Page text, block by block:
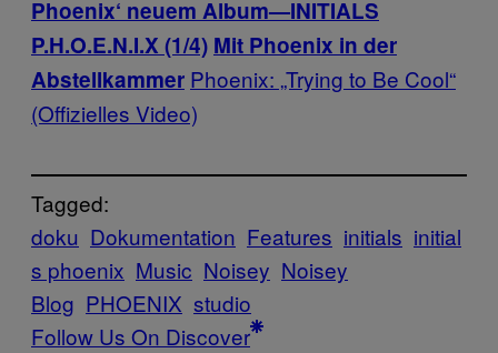
Phoenix‘ neuem Album—INITIALS
P.H.O.E.N.I.X (1/4) Mit Phoenix in der
Abstellkammer Phoenix: „Trying to Be Cool“
(Offizielles Video)
Tagged:
doku Dokumentation Features initials initial
s phoenix Music Noisey Noisey
Blog PHOENIX studio
Follow Us On Discover